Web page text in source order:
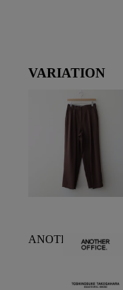
VARIATION
ANOTHER OFFICE